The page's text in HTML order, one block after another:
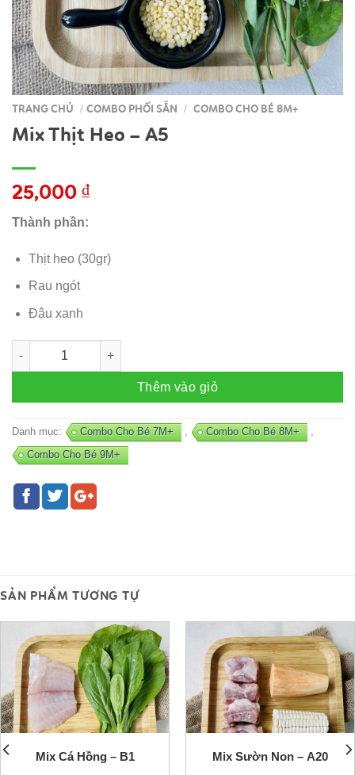
TRANG CHỦ / COMBO PHỐI SẴN / COMBO CHO BÉ 8M+
Mix Thịt Heo – A5
25,000 ₫
Thành phần:
Thịt heo (30gr)
Rau ngót
Đậu xanh
Mix Thịt Heo - A5 số lượng
Thêm vào giỏ
Danh mục: Combo Cho Bé 7M+ , Combo Cho Bé 8M+
,
Combo Cho Bé 9M+
SẢN PHẨM TƯƠNG TỰ
Mix Cá Hồng – B1 Mix Sườn Non – A20